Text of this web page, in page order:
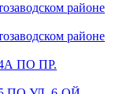
районе
районе
ПО ПР.